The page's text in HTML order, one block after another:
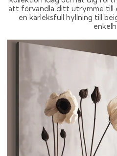
att förvandla ditt utrymme till
en kärleksfull hyllning till